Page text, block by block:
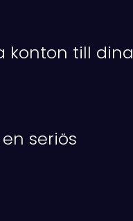
konton till dina
seriös